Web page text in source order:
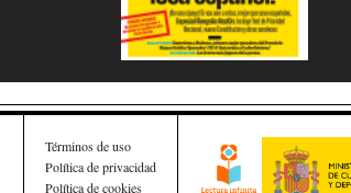
Términos de uso
Política de privacidad
Política de cookies